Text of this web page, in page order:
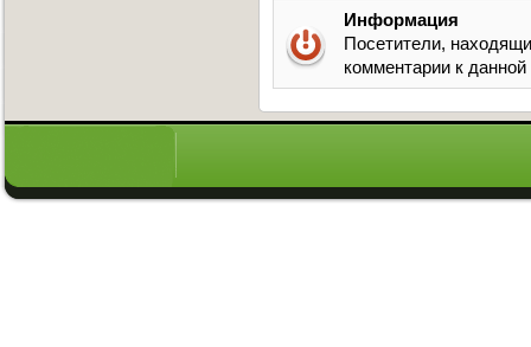
Информация
Посетители,
комментарии к